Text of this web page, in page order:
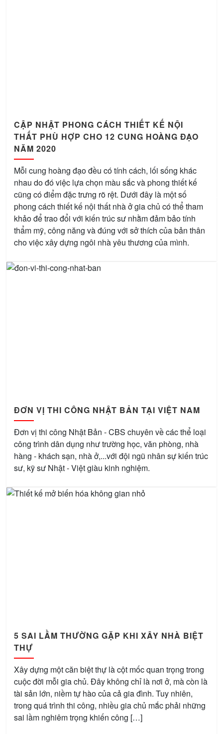
CẬP NHẬT PHONG CÁCH THIẾT KẾ NỘI
THẤT PHÙ HỢP CHO 12 CUNG HOÀNG ĐẠO
NĂM 2020
Mỗi cung hoàng đạo đều có tính cách, lối sống khác
nhau do đó việc lựa chọn màu sắc và phong thiết kế
cũng có điểm đặc trưng rõ rệt. Dưới đây là một số
phong cách thiết kế nội thất nhà ở gia chủ có thể tham
khảo để trao đổi với kiến trúc sư nhằm đảm bảo tính
thẩm mỹ, công năng và đúng với sở thích của bản thân
cho việc xây dựng ngôi nhà yêu thương của mình.
ĐƠN VỊ THI CÔNG NHẬT BẢN TẠI VIỆT NAM
Đơn vị thi công Nhật Bản - CBS chuyên về các thể loại
công trình dân dụng như trường học, văn phòng, nhà
hàng - khách sạn, nhà ở,...với đội ngũ nhân sự kiến trúc
sư, kỹ sư Nhật - Việt giàu kinh nghiệm.
5 SAI LẦM THƯỜNG GẶP KHI XÂY NHÀ BIỆT
THỰ
Xây dựng một căn biệt thự là cột mốc quan trọng trong
cuộc đời mỗi gia chủ. Đây không chỉ là nơi ở, mà còn là
tài sản lớn, niềm tự hào của cả gia đình. Tuy nhiên,
trong quá trình thi công, nhiều gia chủ mắc phải những
sai lầm nghiêm trọng khiến công […]